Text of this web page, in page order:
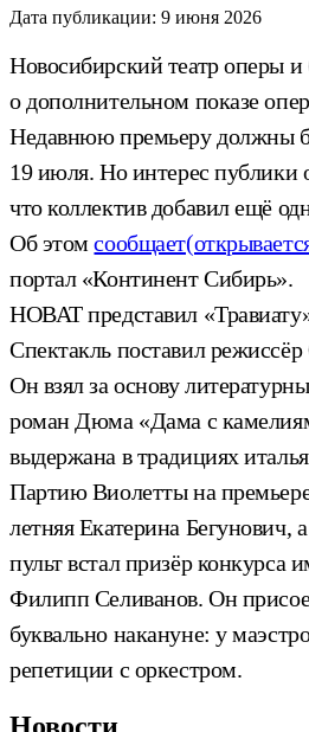
Дата публикации: 9 июня 2026
Новосибирский театр оперы и
о дополнительном показе
Недавнюю премьеру должны
19 июля. Но интерес публики
что коллектив добавил ещё
Об этомсообщает
портал «Континент Сибирь».
НОВАТ представил
Спектакль поставил
Он взял за основу
роман Дюма «Дама с
выдержана в традициях
Партию Виолетты на
летняя Екатерина Бегунович,
пульт встал призёр конкурса
Филипп Селиванов. Он
буквально накануне: у
репетиции с оркестром.
Новости